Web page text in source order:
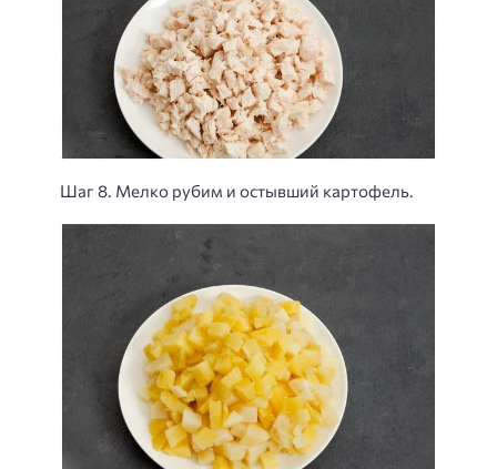
Шаг 8. Мелко рубим и остывший картофель.